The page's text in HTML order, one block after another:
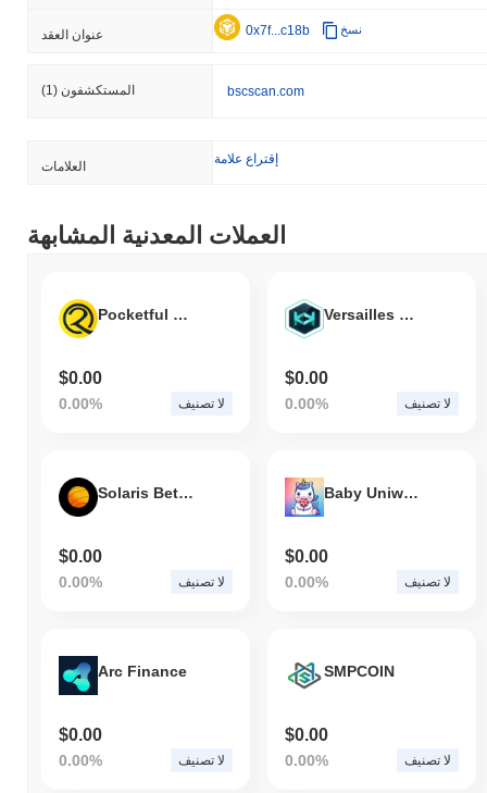
عنوان العقد 0x7f...c18b نسخ
المستكشفون (1) bscscan.com
العلامات إقتراع علامة
العملات المعدنية المشابهة
Pocketful of Quarters
$0.00
0.00% لا تصنيف
Versailles Heroes
$0.00
0.00% لا تصنيف
Solaris Betting Token
$0.00
0.00% لا تصنيف
Baby Uniwswap
$0.00
0.00% لا تصنيف
Arc Finance
$0.00
0.00% لا تصنيف
SMPCOIN
$0.00
0.00% لا تصنيف